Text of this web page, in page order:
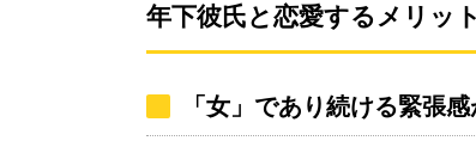
年下彼氏と恋愛するメリット
「女」であり続ける緊張